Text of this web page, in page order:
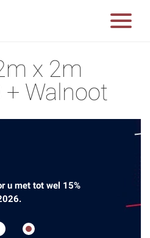
x 2m
+ Walnoot
u met tot wel 15%